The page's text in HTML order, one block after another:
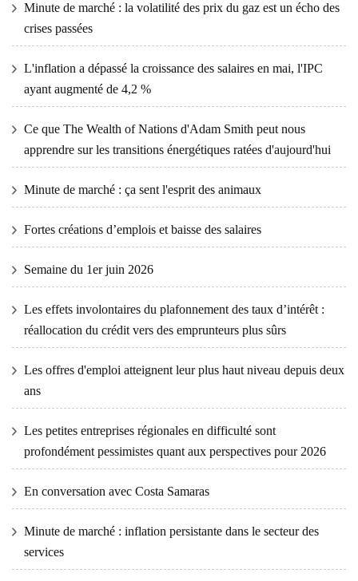
Minute de marché : la volatilité des prix du gaz est un écho des
crises passées
L'inflation a dépassé la croissance des salaires en mai, l'IPC
ayant augmenté de 4,2 %
Ce que The Wealth of Nations d'Adam Smith peut nous
apprendre sur les transitions énergétiques ratées d'aujourd'hui
Minute de marché : ça sent l'esprit des animaux
Fortes créations d’emplois et baisse des salaires
Semaine du 1er juin 2026
Les effets involontaires du plafonnement des taux d’intérêt :
réallocation du crédit vers des emprunteurs plus sûrs
Les offres d'emploi atteignent leur plus haut niveau depuis deux
ans
Les petites entreprises régionales en difficulté sont
profondément pessimistes quant aux perspectives pour 2026
En conversation avec Costa Samaras
Minute de marché : inflation persistante dans le secteur des
services